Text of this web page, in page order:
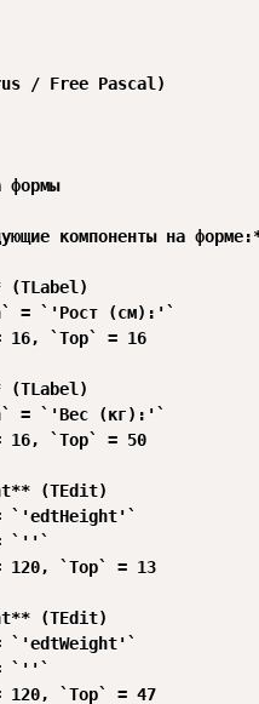
/ Free Pascal)
формы
компоненты на
(TLabel)
= `'Рост (см):'`
16, `Top` = 16
(TLabel)
= `'Вес (кг):'`
16, `Top` = 50
(TEdit)
`'edtHeight'`
`''`
120, `Top` = 13
(TEdit)
`'edtWeight'`
`''`
120, `Top` = 47